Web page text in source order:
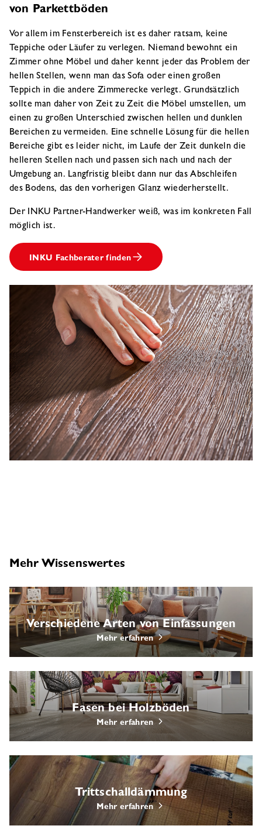
von Parkettböden
Vor allem im Fensterbereich ist es daher ratsam, keine
Teppiche oder Läufer zu verlegen. Niemand bewohnt ein
Zimmer ohne Möbel und daher kennt jeder das Problem der
hellen Stellen, wenn man das Sofa oder einen großen
Teppich in die andere Zimmerecke verlegt. Grundsätzlich
sollte man daher von Zeit zu Zeit die Möbel umstellen, um
einen zu großen Unterschied zwischen hellen und dunklen
Bereichen zu vermeiden. Eine schnelle Lösung für die hellen
Bereiche gibt es leider nicht, im Laufe der Zeit dunkeln die
helleren Stellen nach und passen sich nach und nach der
Umgebung an. Langfristig bleibt dann nur das Abschleifen
des Bodens, das den vorherigen Glanz wiederherstellt.
Der INKU Partner-Handwerker weiß, was im konkreten Fall
möglich ist.
INKU Fachberater finden
Mehr Wissenswertes
Verschiedene Arten von Einfassungen
Mehr erfahren
Fasen bei Holzböden
Mehr erfahren
Trittschalldämmung
Mehr erfahren